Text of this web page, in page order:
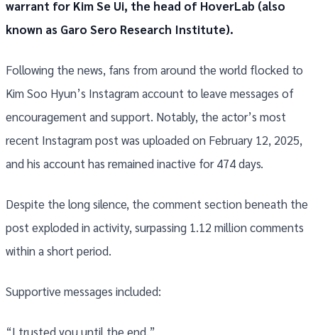
warrant for Kim Se Ui, the head of HoverLab (also
known as Garo Sero Research Institute).
Following the news, fans from around the world flocked to
Kim Soo Hyun’s Instagram account to leave messages of
encouragement and support. Notably, the actor’s most
recent Instagram post was uploaded on February 12, 2025,
and his account has remained inactive for 474 days.
Despite the long silence, the comment section beneath the
post exploded in activity, surpassing 1.12 million comments
within a short period.
Supportive messages included:
“I trusted you until the end.”